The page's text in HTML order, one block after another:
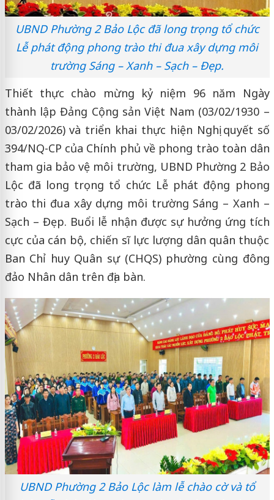
UBND Phường 2 Bảo Lộc đã long trọng tổ chức
Lễ phát động phong trào thi đua xây dựng môi
trường Sáng – Xanh – Sạch – Đẹp.
Thiết thực chào mừng kỷ niệm 96 năm Ngày
thành lập Đảng Cộng sản Việt Nam (03/02/1930 –
03/02/2026) và triển khai thực hiện Nghị quyết số
394/NQ-CP của Chính phủ về phong trào toàn dân
tham gia bảo vệ môi trường, UBND Phường 2 Bảo
Lộc đã long trọng tổ chức Lễ phát động phong
trào thi đua xây dựng môi trường Sáng – Xanh –
Sạch – Đẹp. Buổi lễ nhận được sự hưởng ứng tích
cực của cán bộ, chiến sĩ lực lượng dân quân thuộc
Ban Chỉ huy Quân sự (CHQS) phường cùng đông
đảo Nhân dân trên địa bàn.
UBND Phường 2 Bảo Lộc làm lễ chào cờ và tổ